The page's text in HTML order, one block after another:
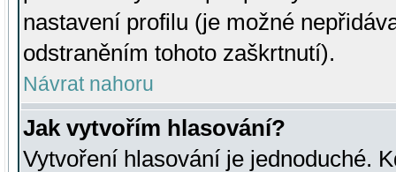
nastavení profilu (je možné
odstraněním tohoto zaškrtnutí).
Návrat nahoru
Jak vytvořím hlasování?
Vytvoření hlasování je jednoduché.